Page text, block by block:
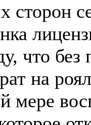
сторон
что без
на
мере